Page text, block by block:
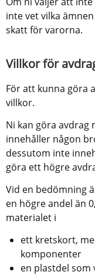
inte vet vilka
skatt för varorna.
Villkor för
För att kunna göra
villkor.
Ni kan göra avdrag
innehåller någon
dessutom inte
göra ett högre
Vid en bedömning
en högre andel än
materialet i
ett kretskort,
komponenter
en plastdel som